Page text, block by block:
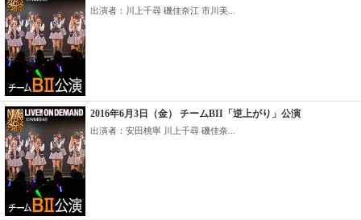
出演者：川上千尋 磯佳奈江 市川美...
2016年6月3日（金） チームBII「逆上がり」公演
出演者：安田桃寧 川上千尋 磯佳奈...